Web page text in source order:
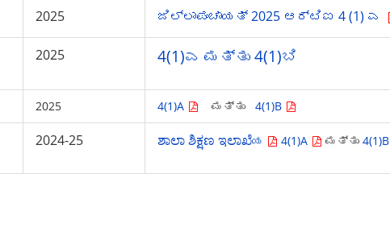
2025 ಜಿಲ್ಲಾಪಂಚಾಯತ್ 2025 ಆರ್‌ಟಿಐ 4 (1) ಎ
2025 4(1)ಎ ಮತ್ತು 4(1)ಬಿ
2025 4(1)A ಮತ್ತು 4(1)B
2024-25 ಶಾಲಾ ಶಿಕ್ಷಣ ಇಲಾಖೆಯ 4(1)A ಮತ್ತು4(1)B